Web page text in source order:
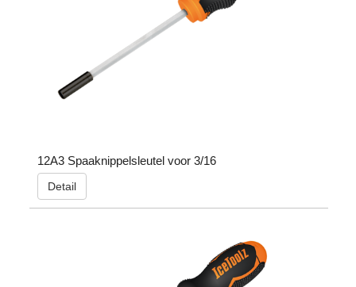
12A3 Spaaknippelsleutel voor 3/16
Detail